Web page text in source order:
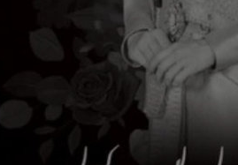
มาตรการเผยแพร่ข้อมูลต่อสาธารณะ ปีงบประมาณ 2562